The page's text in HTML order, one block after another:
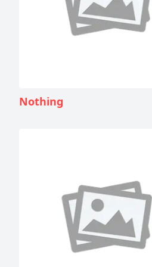
Nothing